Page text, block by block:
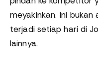
meyakinkan. Ini bukan
terjadi setiap hari di
lainnya.